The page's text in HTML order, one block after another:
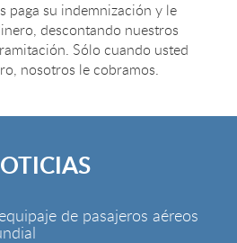
paga su indemnización y le
descontando nuestros
Sólo cuando usted
nosotros le cobramos.
de pasajeros aéreos